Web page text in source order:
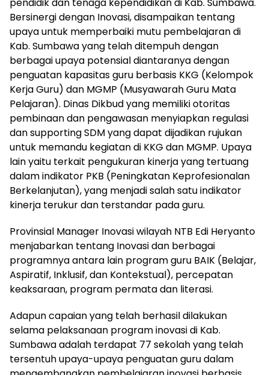
Bersinergi dengan Inovasi, disampaikan tentang
upaya untuk memperbaiki mutu pembelajaran di
Kab. Sumbawa yang telah ditempuh dengan
berbagai upaya potensial diantaranya dengan
penguatan kapasitas guru berbasis KKG (Kelompok
Kerja Guru) dan MGMP (Musyawarah Guru Mata
Pelajaran). Dinas Dikbud yang memiliki otoritas
pembinaan dan pengawasan menyiapkan regulasi
dan supporting SDM yang dapat dijadikan rujukan
untuk memandu kegiatan di KKG dan MGMP. Upaya
lain yaitu terkait pengukuran kinerja yang tertuang
dalam indikator PKB (Peningkatan Keprofesionalan
Berkelanjutan), yang menjadi salah satu indikator
kinerja terukur dan terstandar pada guru.
Provinsial Manager Inovasi wilayah NTB Edi Heryanto
menjabarkan tentang Inovasi dan berbagai
programnya antara lain program guru BAIK (Belajar,
Aspiratif, Inklusif, dan Kontekstual), percepatan
keaksaraan, program permata dan literasi.
Adapun capaian yang telah berhasil dilakukan
selama pelaksanaan program inovasi di Kab.
Sumbawa adalah terdapat 77 sekolah yang telah
tersentuh upaya-upaya penguatan guru dalam